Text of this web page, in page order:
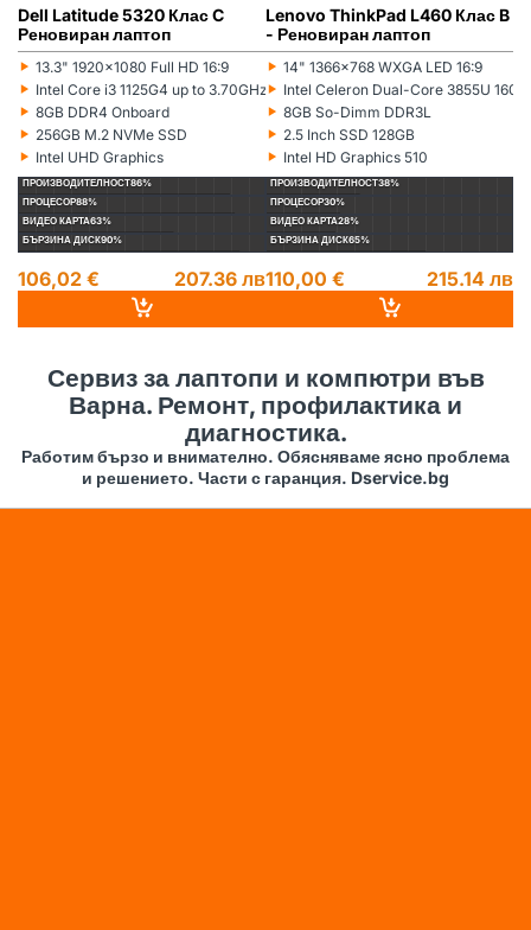
Dell Latitude 5320 Клас C
Реновиран лаптоп
‣
Монитор:
13.3" 1920x1080 Full HD 16:9
‣
Процесор:
Intel Core i3 1125G4 up to 3.70GHz 8MB
‣
Рам памет:
8GB DDR4 Onboard
‣
Хард диск:
256GB M.2 NVMe SSD
‣
Видеокарта:
Intel UHD Graphics
ПРОИЗВОДИТЕЛНОСТ86%
ПРОЦЕСОР88%
ВИДЕО КАРТА63%
БЪРЗИНА ДИСК90%
106,02 € 207.36 лв
Lenovo ThinkPad L460 Клас B
- Реновиран лаптоп
‣
Монитор:
14" 1366x768 WXGA LED 16:9
‣
Процесор:
Intel Celeron Dual-Core 3855U
‣
Рам памет:
8GB So-Dimm DDR3L
‣
Хард диск:
2.5 Inch SSD 128GB
‣
Видеокарта:
Intel HD Graphics 510
ПРОИЗВОДИТЕЛНОСТ38%
ПРОЦЕСОР30%
ВИДЕО КАРТА28%
БЪРЗИНА ДИСК65%
110,00 € 215.14 лв
Сервиз за лаптопи и компютри във
Варна. Ремонт, профилактика и
диагностика.
Работим бързо и внимателно. Обясняваме ясно проблема
и решението. Части с гаранция. Dservice.bg